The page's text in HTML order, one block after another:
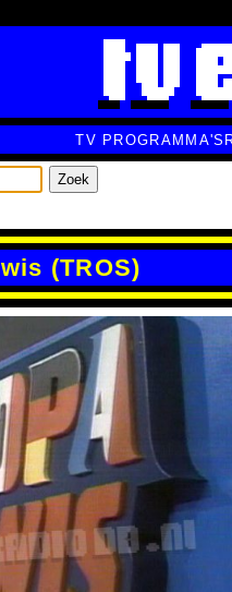
TV PROGRAMMA'S
Zoek
(TROS)